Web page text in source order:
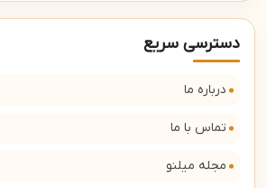
دسترسی سریع
درباره ما
تماس با ما
مجله میلنو